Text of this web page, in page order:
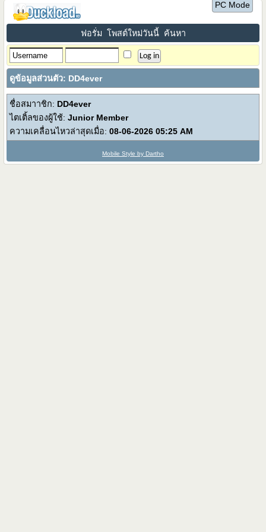
PC Mode
ฟอรั่ม โพสต์ใหม่วันนี้ ค้นหา
ดูข้อมูลส่วนตัว: DD4ever
ชื่อสมาาชิก: DD4ever
ไตเติ้ลของผู้ใช้:Junior Member
ความเคลื่อนไหวล่าสุดเมื่อ: 08-06-202605:25 AM
Mobile Style by Dartho